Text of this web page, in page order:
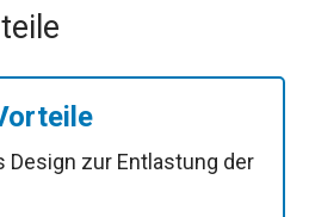
Design zur Entlastung der